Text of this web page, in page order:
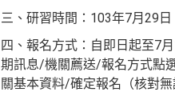
三、研習時間：103年7月29
四、報名方式：自即日起至7
期訊息/機關薦送/報名方式點
關基本資料/確定報名（核對